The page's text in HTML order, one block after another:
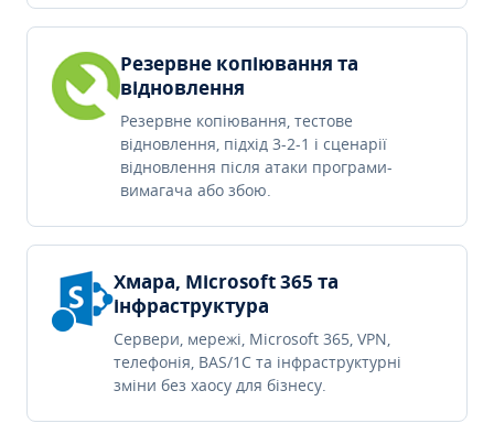
Резервне копіювання та
відновлення
Резервне копіювання, тестове
відновлення, підхід 3-2-1 і сценарії
відновлення після атаки програми-
вимагача або збою.
Хмара, Microsoft 365 та
інфраструктура
Сервери, мережі, Microsoft 365, VPN,
телефонія, BAS/1C та інфраструктурні
зміни без хаосу для бізнесу.